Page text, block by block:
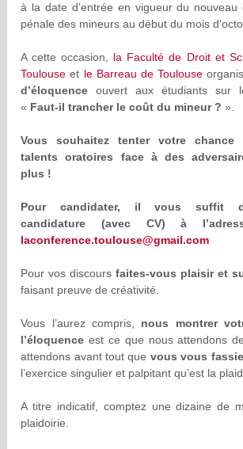
à la date d’entrée en vigueur du nouveau
pénale des mineurs au début du mois
A cette occasion, la Faculté de Droit et
Toulouse et le Barreau de Toulouse
d’éloquence ouvert aux étudiants sur
« Faut-il trancher le coût du mineur ? ».
Vous souhaitez tenter votre chance
talents oratoires face à des
plus !
Pour candidater, il vous suffit
candidature (avec CV) à
laconference.toulouse@gmail.com
Pour vos discours faites-vous plaisir et
faisant preuve de créativité.
Vous l’aurez compris, nous montrer
l’éloquence est ce que nous attendons
attendons avant tout que vous vous
l’exercice singulier et palpitant qu’est la
A titre indicatif, comptez une dizaine de
plaidoirie.